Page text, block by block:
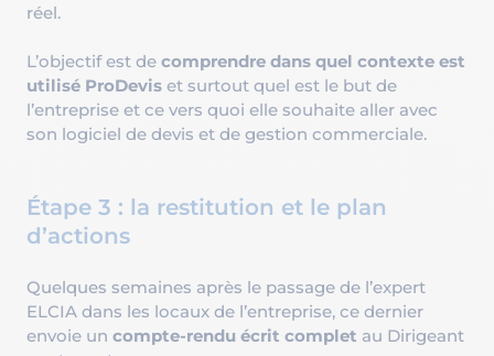
réel.
L’objectif est de comprendre dans quel contexte est
utilisé ProDevis et surtout quel est le but de
l’entreprise et ce vers quoi elle souhaite aller avec
son logiciel de devis et de gestion commerciale.
Étape 3 : la restitution et le plan
d’actions
Quelques semaines après le passage de l’expert
ELCIA dans les locaux de l’entreprise, ce dernier
envoie un compte-rendu écrit complet au Dirigeant